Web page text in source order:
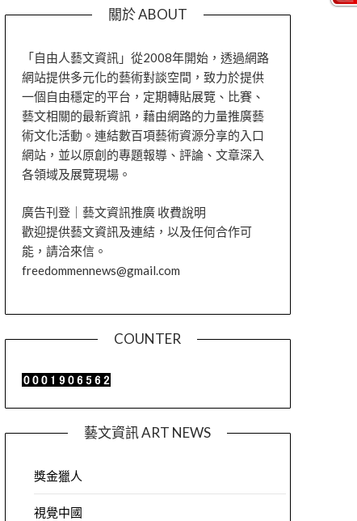
關於 ABOUT
「自由人藝文資訊」從2008年開始，透過網路
網站提供多元化的藝術對談空間，致力於提供
一個自由穩定的平台，定期轉貼展覽、比賽、
藝文相關的最新資訊，藉由網路的力量推廣藝
術文化活動。連結數百項藝術資源分享的入口
網站，並以原創的專題報導、評論、文章深入
各領域及展覽現場。
廣告刊登｜藝文資訊推廣 收費說明
歡迎提供藝文資訊及連結，以及任何合作可
能，請洽來信。
freedommennews@gmail.com
COUNTER
藝文資訊 ART NEWS
獎金獵人
視覺中國